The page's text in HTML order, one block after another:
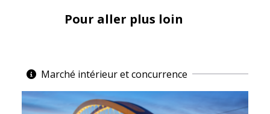
Pour aller plus loin
Marché intérieur et concurrence